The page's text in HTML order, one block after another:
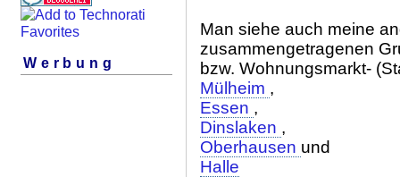
Werbung
Man siehe auch meine
zusammengetragenen
bzw. Wohnungsmarkt-
Mülheim ,
Essen ,
Dinslaken ,
Oberhausen und
Halle